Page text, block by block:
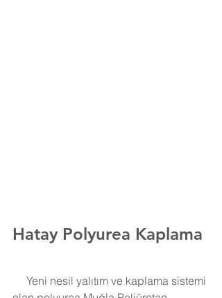
Hatay Polyurea Kaplama